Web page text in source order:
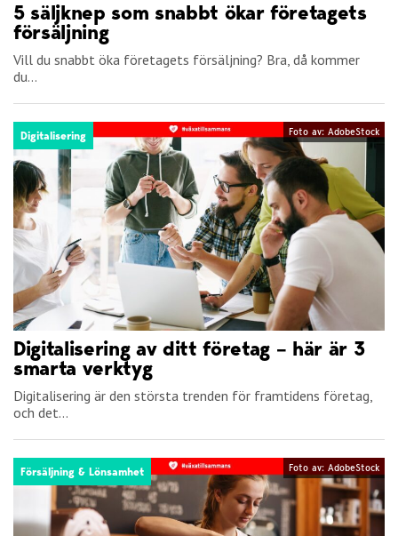
5 säljknep som snabbt ökar företagets
försäljning
Vill du snabbt öka företagets försäljning? Bra, då kommer
du...
Digitalisering Foto av: AdobeStock
Digitalisering av ditt företag – här är 3
smarta verktyg
Digitalisering är den största trenden för framtidens företag,
och det...
Försäljning & Lönsamhet Foto av: AdobeStock